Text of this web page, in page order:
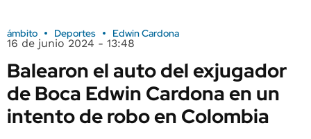
ámbito Deportes Edwin Cardona
16 de junio 2024 - 13:48
Balearon el auto del exjugador
de Boca Edwin Cardona en un
intento de robo en Colombia